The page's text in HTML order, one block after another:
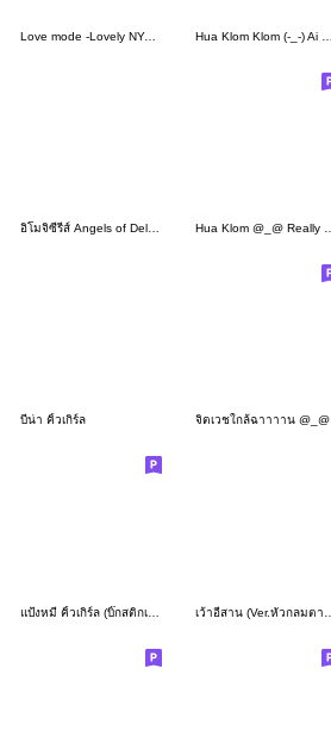
Love mode -Lovely NYANKO
บีน่า คิ้วเกิร์ล จิตเวชใกล้ฉาาาาน @_@